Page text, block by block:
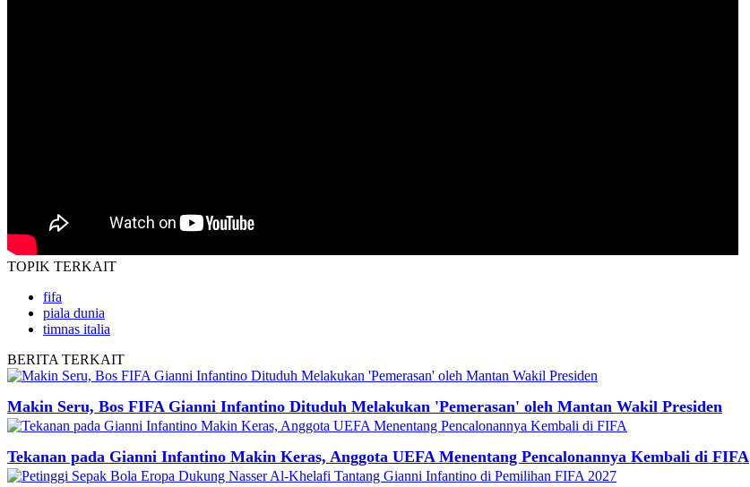
TOPIK TERKAIT
fifa
piala dunia
timnas italia
BERITA TERKAIT
Makin Seru, Bos FIFA Gianni Infantino Dituduh Melakukan 'Pemerasan' oleh Mantan Wakil Presiden
Tekanan pada Gianni Infantino Makin Keras, Anggota UEFA Menentang Pencalonannya Kembali di FIFA